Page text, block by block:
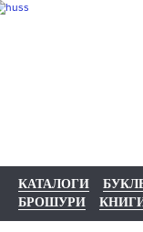
КАТАЛОГИ
БРОШУРИ